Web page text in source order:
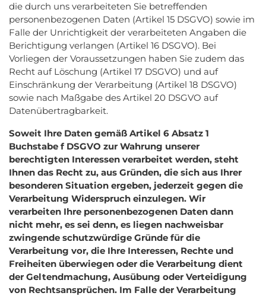
die durch uns verarbeiteten Sie betreffenden
personenbezogenen Daten (Artikel 15 DSGVO) sowie im
Falle der Unrichtigkeit der verarbeiteten Angaben die
Berichtigung verlangen (Artikel 16 DSGVO). Bei
Vorliegen der Voraussetzungen haben Sie zudem das
Recht auf Löschung (Artikel 17 DSGVO) und auf
Einschränkung der Verarbeitung (Artikel 18 DSGVO)
sowie nach Maßgabe des Artikel 20 DSGVO auf
Datenübertragbarkeit.
Soweit Ihre Daten gemäß Artikel 6 Absatz 1
Buchstabe f DSGVO zur Wahrung unserer
berechtigten Interessen verarbeitet werden, steht
Ihnen das Recht zu, aus Gründen, die sich aus Ihrer
besonderen Situation ergeben, jederzeit gegen die
Verarbeitung Widerspruch einzulegen. Wir
verarbeiten Ihre personenbezogenen Daten dann
nicht mehr, es sei denn, es liegen nachweisbar
zwingende schutzwürdige Gründe für die
Verarbeitung vor, die Ihre Interessen, Rechte und
Freiheiten überwiegen oder die Verarbeitung dient
der Geltendmachung, Ausübung oder Verteidigung
von Rechtsansprüchen. Im Falle der Verarbeitung